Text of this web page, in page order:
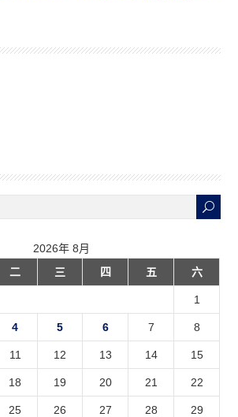
2026年 8月
二 三 四 五 六
1
4 5 6 7 8
11 12 13 14 15
18 19 20 21 22
25 26 27 28 29